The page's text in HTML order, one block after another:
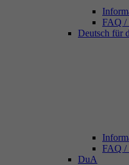
FAQ /
Deutsch für
FAQ /
DuA